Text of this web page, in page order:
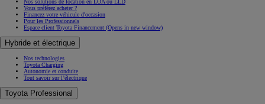
Vous préférez acheter ?
Financez votre véhicule d'occasion
Pour les Professionnels
Espace client Toyota Financement (Opens in new window)
Hybride et électrique
Nos technologies
Toyota Charging
Autonomie et conduite
Tout savoir sur l’électrique
Toyota Professional